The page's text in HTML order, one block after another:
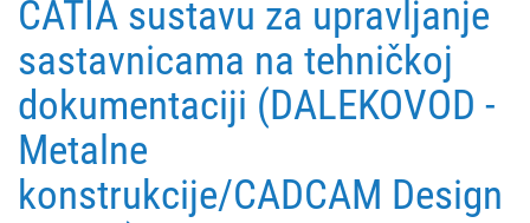
CATIA sustavu za upravljanje
sastavnicama na tehničkoj
dokumentaciji (DALEKOVOD -
Metalne
konstrukcije/CADCAM Design